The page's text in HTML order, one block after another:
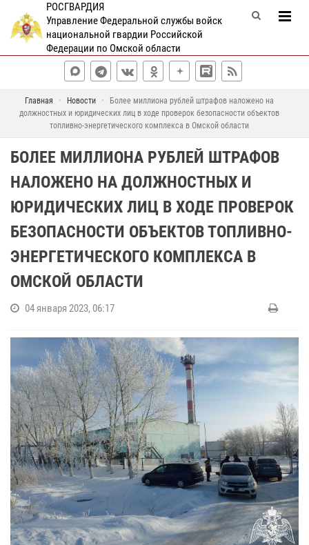
РОСГВАРДИЯ
Управление Федеральной службы войск
национальной гвардии Российской
Федерации по Омской области
Главная Новости
Более миллиона рублей штрафов наложено на
должностных и юридических лиц в ходе проверок безопасности объектов
топливно-энергетического комплекса в Омской области
БОЛЕЕ МИЛЛИОНА РУБЛЕЙ ШТРАФОВ
НАЛОЖЕНО НА ДОЛЖНОСТНЫХ И
ЮРИДИЧЕСКИХ ЛИЦ В ХОДЕ ПРОВЕРОК
БЕЗОПАСНОСТИ ОБЪЕКТОВ ТОПЛИВНО-
ЭНЕРГЕТИЧЕСКОГО КОМПЛЕКСА В
ОМСКОЙ ОБЛАСТИ
04 января 2023, 06:17